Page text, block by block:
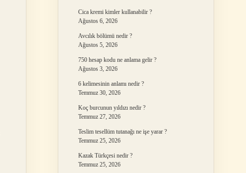
Cica kremi kimler kullanabilir ?
Ağustos 6, 2026
Avcılık bölümü nedir ?
Ağustos 5, 2026
750 hesap kodu ne anlama gelir ?
Ağustos 3, 2026
6 kelimesinin anlamı nedir ?
Temmuz 30, 2026
Koç burcunun yıldızı nedir ?
Temmuz 27, 2026
Teslim tesellüm tutanağı ne işe yarar ?
Temmuz 25, 2026
Kazak Türkçesi nedir ?
Temmuz 25, 2026